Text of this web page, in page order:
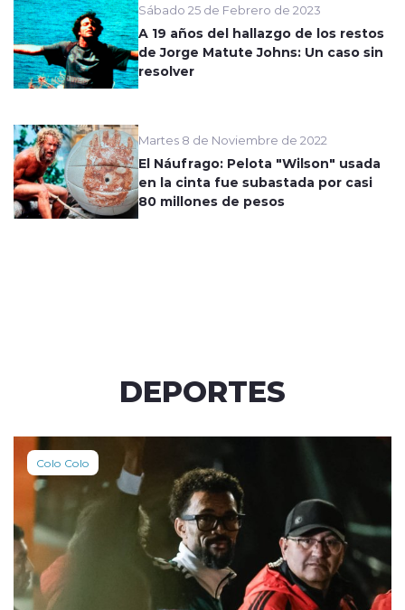
Sábado 25 de Febrero de 2023
A 19 años del hallazgo de los restos
de Jorge Matute Johns: Un caso sin
resolver
Martes 8 de Noviembre de 2022
El Náufrago: Pelota "Wilson" usada
en la cinta fue subastada por casi
80 millones de pesos
DEPORTES
Colo Colo